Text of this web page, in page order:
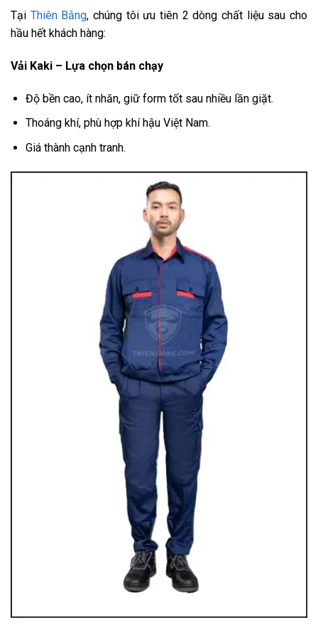
Tại Thiên Bằng, chúng tôi ưu tiên 2 dòng chất liệu sau cho
hầu hết khách hàng:
Vải Kaki – Lựa chọn bán chạy
Độ bền cao, ít nhăn, giữ form tốt sau nhiều lần giặt.
Thoáng khí, phù hợp khí hậu Việt Nam.
Giá thành cạnh tranh.